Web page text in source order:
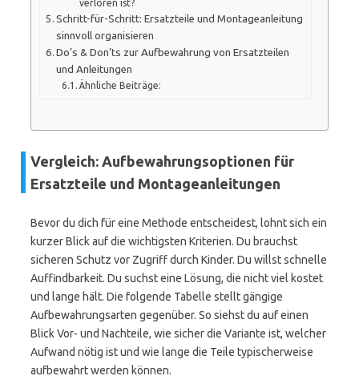
verloren ist?
Schritt-für-Schritt: Ersatzteile und Montageanleitung
sinnvoll organisieren
Do’s & Don’ts zur Aufbewahrung von Ersatzteilen
und Anleitungen
Ähnliche Beiträge:
Vergleich: Aufbewahrungsoptionen für
Ersatzteile und Montageanleitungen
Bevor du dich für eine Methode entscheidest, lohnt sich ein
kurzer Blick auf die wichtigsten Kriterien. Du brauchst
sicheren Schutz vor Zugriff durch Kinder. Du willst schnelle
Auffindbarkeit. Du suchst eine Lösung, die nicht viel kostet
und lange hält. Die folgende Tabelle stellt gängige
Aufbewahrungsarten gegenüber. So siehst du auf einen
Blick Vor- und Nachteile, wie sicher die Variante ist, welcher
Aufwand nötig ist und wie lange die Teile typischerweise
aufbewahrt werden können.